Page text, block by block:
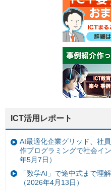
ICT活用レポート
AI最適化企業グリッド、社
作プログラミングで社会イ
年5月7日）
「数学AI」で途中式まで理
（2026年4月13日）